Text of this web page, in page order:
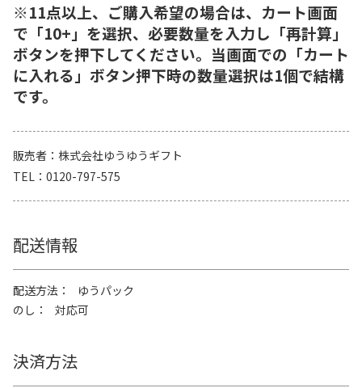
※11点以上、ご購入希望の場合は、カート画面
で「10+」を選択、必要数量を入力し「再計算」
ボタンを押下してください。当画面での「カート
に入れる」ボタン押下時の数量選択は1個で結構
です。
販売者
株式会社ゆうゆうギフト
TEL
0120-797-575
配送情報
配送方法
ゆうパック
のし
対応可
決済方法